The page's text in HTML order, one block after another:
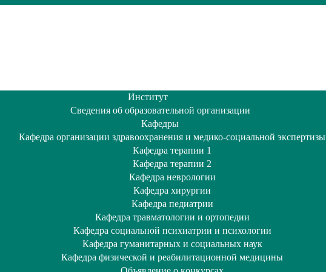
Институт
Сведения об образовательной организации
Кафедры
Кафедра организации здравоохранения и медико-социальной экспертизы
Кафедра терапии 1
Кафедра терапии 2
Кафедра неврологии
Кафедра хирургии
Кафедра педиатрии
Кафедра травматологии и ортопедии
Кафедра социальной психиатрии и психологии
Кафедра гуманитарных и социальных наук
Кафедра физической и реабилитационной медицины